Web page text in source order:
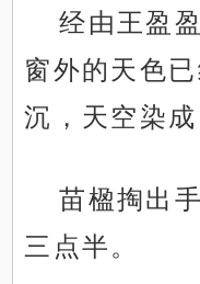
经由王盈
窗外的天色
沉，天空染
苗楹掏出
三点半。